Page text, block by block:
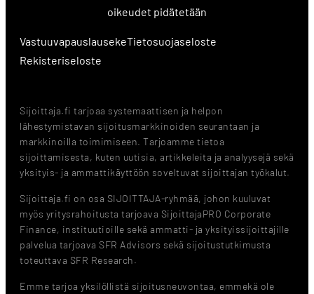
oikeudet pidätetään
VastuuvapauslausekeTietosuojaseloste
Rekisteriseloste
Sijoittaja.fi tarjoaa systemaattisen ja helpon
lähestymistavan sijoitusmarkkinoiden seurantaan ja
markkinoilla toimimiseen. Tarjoamme tietoa
sijoittamisesta, kuten uutisia, artikkeleita ja analyysejä sekä
yksityis- ja ammattikäyttöön soveltuvat sijoittajan työkalut.
Sijoittaja.fi on osa SIJOITTAJA-ryhmää, johon kuuluvat
myös yritysrahoitusta tarjoava SijoittajaPRO Corporate
Finance, instituutioille sekä ammatti- ja yksityissijoittajille
palvelua tarjoava SFR Advisors sekä sijoitustutkimusta
toteuttava SFR Research.
Emme tarjoa yksilöllistä sijoitusneuvontaa, emmekä ole